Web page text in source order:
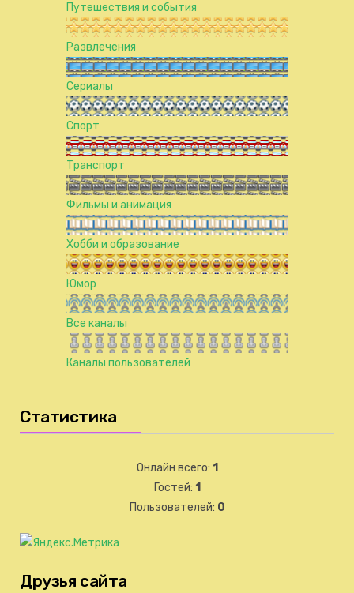
Путешествия и события
Развлечения
Сериалы
Спорт
Транспорт
Фильмы и анимация
Хобби и образование
Юмор
Все каналы
Каналы пользователей
Статистика
Онлайн всего: 1
Гостей: 1
Пользователей: 0
Друзья сайта